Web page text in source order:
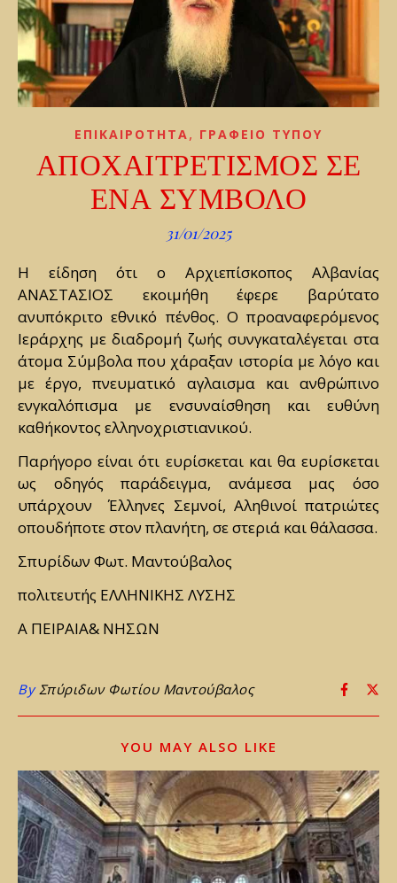
ΕΠΙΚΑΙΡΟΤΗΤΑ, ΓΡΑΦΕΙΟ ΤΥΠΟΥ
ΑΠΟΧΑΙΤΡΕΤΙΣΜΟΣ ΣΕ
ΕΝΑ ΣΥΜΒΟΛΟ
31/01/2025
Η είδηση ότι ο Αρχιεπίσκοπος Αλβανίας
ΑΝΑΣΤΑΣΙΟΣ εκοιμήθη έφερε βαρύτατο
ανυπόκριτο εθνικό πένθος. Ο προαναφερόμενος
Ιεράρχης με διαδρομή ζωής συνγκαταλέγεται στα
άτομα Σύμβολα που χάραξαν ιστορία με λόγο και
με έργο, πνευματικό αγλαισμα και ανθρώπινο
ενγκαλόπισμα με ενσυναίσθηση και ευθύνη
καθήκοντος ελληνοχριστιανικού.
Παρήγορο είναι ότι ευρίσκεται και θα ευρίσκεται
ως οδηγός παράδειγμα, ανάμεσα μας όσο
υπάρχουν Έλληνες Σεμνοί, Αληθινοί πατριώτες
οπουδήποτε στον πλανήτη, σε στεριά και θάλασσα.
Σπυρίδων Φωτ. Μαντούβαλος
πολιτευτής ΕΛΛΗΝΙΚΗΣ ΛΥΣΗΣ
Α ΠΕΙΡΑΙΑ& ΝΗΣΩΝ
ByΣπύριδων Φωτίου Μαντούβαλος
YOU MAY ALSO LIKE